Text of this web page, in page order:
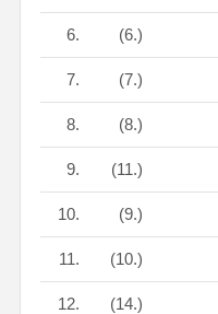
6. (6.)
7. (7.)
8. (8.)
9. (11.)
10. (9.)
11. (10.)
12. (14.)